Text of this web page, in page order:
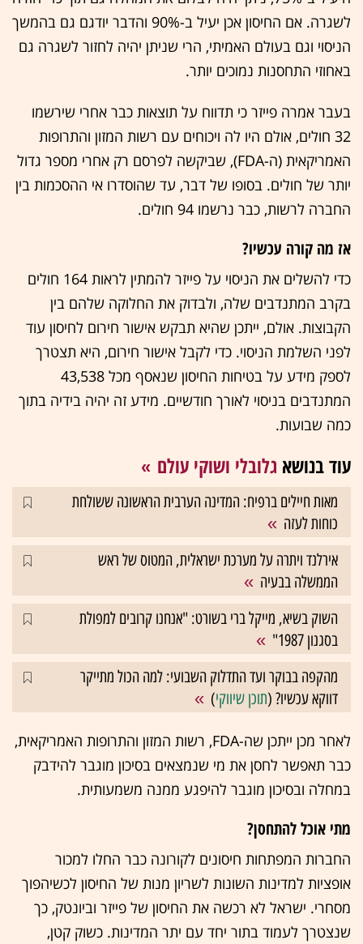
לשגרה. אם החיסון אכן יעיל ב-90% והדבר יודגם גם בהמשך
הניסוי וגם בעולם האמיתי, הרי שניתן יהיה לחזור לשגרה גם
באחוזי התחסנות נמוכים יותר.
בעבר אמרה פייזר כי תדווח על תוצאות כבר אחרי שירשמו
32 חולים, אולם היו לה ויכוחים עם רשות המזון והתרופות
האמריקאית (ה-FDA), שביקשה לפרסם רק אחרי מספר גדול
יותר של חולים. בסופו של דבר, עד שהוסדרו אי ההסכמות בין
החברה לרשות, כבר נרשמו 94 חולים.
אז מה קורה עכשיו?
כדי להשלים את הניסוי על פייזר להמתין לראות 164 חולים
בקרב המתנדבים שלה, ולבדוק את החלוקה שלהם בין
הקבוצות. אולם, ייתכן שהיא תבקש אישור חירום לחיסון עוד
לפני השלמת הניסוי. כדי לקבל אישור חירום, היא תצטרך
לספק מידע על בטיחות החיסון שנאסף מכל 43,538
המתנדבים בניסוי לאורך חודשיים. מידע זה יהיה בידיה בתוך
כמה שבועות.
עוד בנושא גלובלי ושוקי עולם
מאות חיילים ברפיח: המדינה הערבית הראשונה ששולחת
כוחות לעזה
אירלנד ויתרה על מערכת ישראלית, המטוס של ראש
הממשלה בבעיה
השוק בשיא, מייקל ברי בשורט: "אנחנו קרובים למפולת
בסגנון 1987"
מהקפה בבוקר ועד התדלוק השבועי: למה הכול מתייקר
דווקא עכשיו? (תוכן שיווקי)
לאחר מכן ייתכן שה-FDA, רשות המזון והתרופות האמריקאית,
כבר תאפשר לחסן את מי שנמצאים בסיכון מוגבר להידבק
במחלה ובסיכון מוגבר להיפגע ממנה משמעותית.
מתי אוכל להתחסן?
החברות המפתחות חיסונים לקורונה כבר החלו למכור
אופציות למדינות השונות לשריון מנות של החיסון לכשיהפוך
מסחרי. ישראל לא רכשה את החיסון של פייזר וביונטק, כך
שנצטרך לעמוד בתור יחד עם יתר המדינות. כשוק קטן,